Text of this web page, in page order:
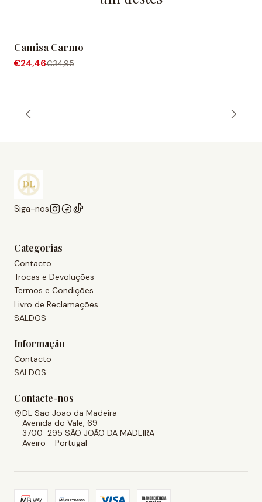
-30% DESCONTO
Camisa Carmo
€24,46€34,95
Siga-nos
Categorias
Contacto
Trocas e Devoluções
Termos e Condições
Livro de Reclamações
SALDOS
Informação
Contacto
SALDOS
Contacte-nos
DL São João da Madeira
Avenida do Vale, 69
3700-295 SÃO JOÃO DA MADEIRA
Aveiro - Portugal